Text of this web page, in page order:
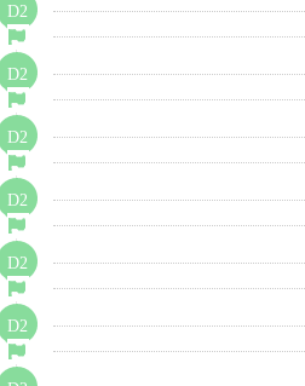
D2
D2
D2
D2
D2
D2